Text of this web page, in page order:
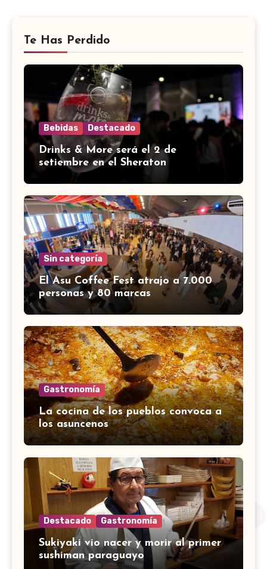
Te Has Perdido
Bebidas Destacado
Drinks & More será el 2 de
setiembre en el Sheraton
Sin categoría
El Asu Coffee Fest atrajo a 7.000
personas y 80 marcas
Gastronomía
La cocina de los pueblos convoca a
los asuncenos
Destacado Gastronomía
Sukiyaki vio nacer y morir al primer
sushiman paraguayo